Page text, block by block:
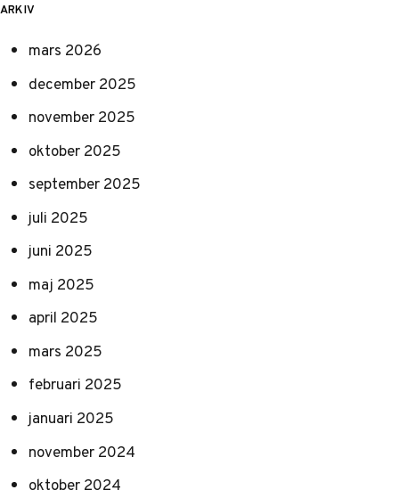
ARKIV
mars 2026
december 2025
november 2025
oktober 2025
september 2025
juli 2025
juni 2025
maj 2025
april 2025
mars 2025
februari 2025
januari 2025
november 2024
oktober 2024